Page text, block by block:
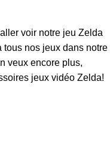
voir notre jeu Zelda
tous nos jeux dans notre
veux encore plus,
jeux vidéo Zelda!